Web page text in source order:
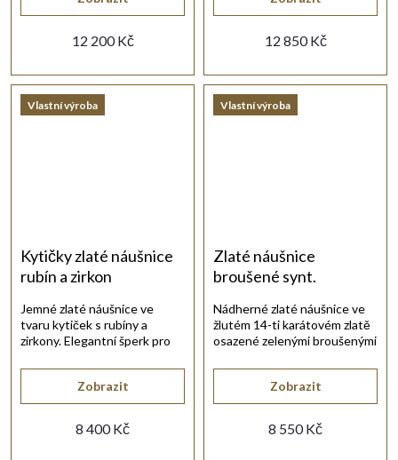
12 200 Kč 12 850 Kč
Vlastní výroba
Kytičky zlaté náušnice
rubín a zirkon
8 400 Kč
Zobrazit
Jemné zlaté náušnice ve
tvaru kytiček s rubíny a
zirkony. Elegantní šperk pro
Vlastní výroba
Zlaté náušnice
broušené synt.
8 550 Kč
Zobrazit
Nádherné zlaté náušnice ve
žlutém 14-ti karátovém zlatě
osazené zelenými broušenými